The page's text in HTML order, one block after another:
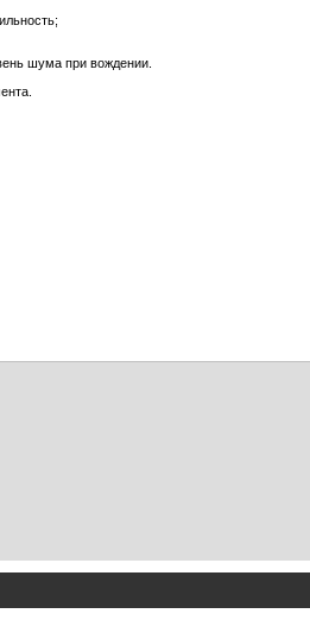
шума при вождении.